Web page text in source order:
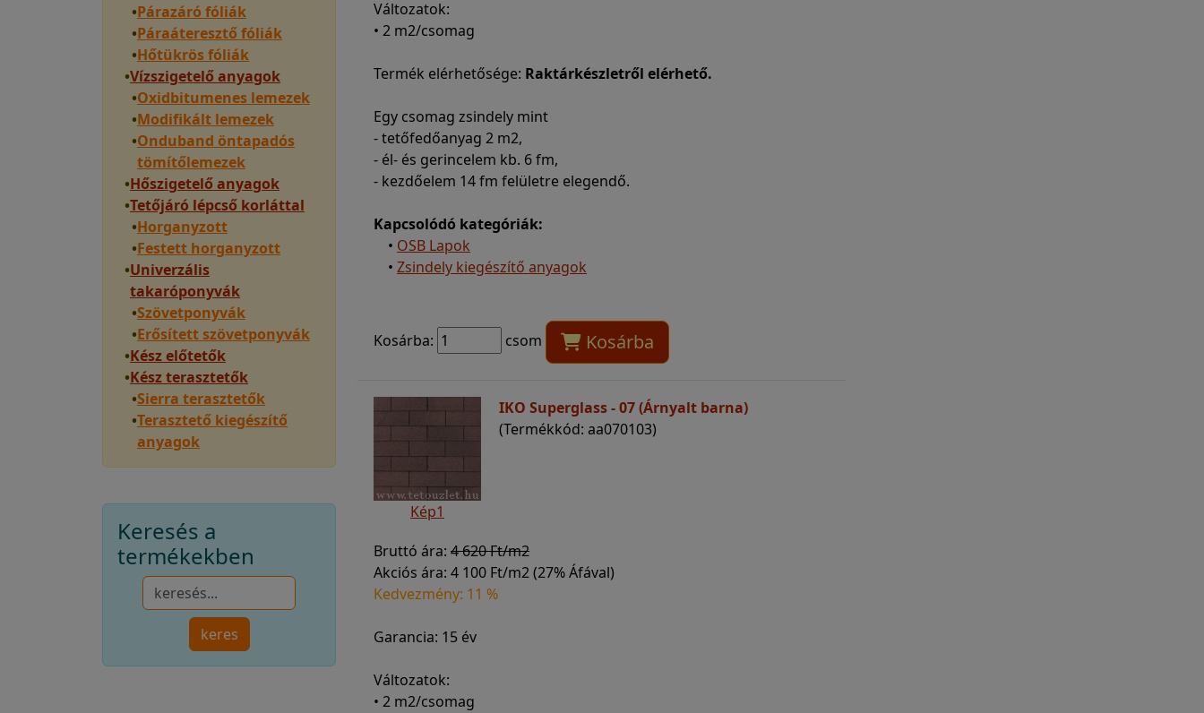
•Párazáró fóliák
•Páraáteresztő fóliák
•Hőtükrös fóliák
•Vízszigetelő anyagok
•Oxidbitumenes lemezek
•Modifikált lemezek
•Onduband öntapadós
tömítőlemezek
•Hőszigetelő anyagok
•Tetőjáró lépcső korláttal
•Horganyzott
•Festett horganyzott
•Univerzális
takaróponyvák
•Szövetponyvák
•Erősített szövetponyvák
•Kész előtetők
•Kész terasztetők
•Sierra terasztetők
•Terasztető kiegészítő
anyagok
Keresés a
termékekben
Változatok:
• 2 m2/csomag
Termék elérhetősége: Raktárkészletről elérhető.
Egy csomag zsindely mint
- tetőfedőanyag 2 m2,
- él- és gerincelem kb. 6 fm,
- kezdőelem 14 fm felületre elegendő.
Kapcsolódó kategóriák:
• OSB Lapok
• Zsindely kiegészítő anyagok
Kosárba: csom Kosárba
Kép1
IKO Superglass - 07 (Árnyalt barna)
(Termékkód: aa070103)
Bruttó ára: 4 620 Ft/m2
Akciós ára: 4 100 Ft/m2 (27% Áfával)
Kedvezmény: 11 %
Garancia: 15 év
Változatok:
• 2 m2/csomag